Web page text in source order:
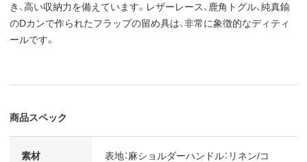
き、高い収納力を備えています。レザーレース、鹿角トグル、純真鍮
のDカンで作られたフラップの留め具は、非常に象徴的なディティ
ールです。
商品スペック
素材
表地：麻ショルダーハンドル：リネン/コ